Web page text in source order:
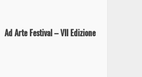
Ad Arte Festival – VII Edizione